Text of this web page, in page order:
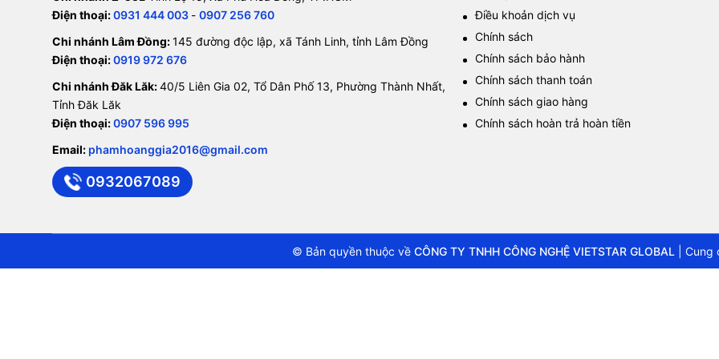
Điện thoại:0931 444 003 - 0907 256 760
Chi nhánh Lâm Đồng:145 đường độc lập, xã Tánh Linh, tỉnh Lâm Đồng
Điện thoại:0919 972 676
Chi nhánh Đăk Lăk:40/5 Liên Gia 02, Tổ Dân Phố 13, Phường Thành Nhất,
Tỉnh Đăk Lăk
Điện thoại:0907 596 995
Email: phamhoanggia2016@gmail.com
0932067089
Điều khoản dịch vụ
Chính sách
Chính sách bảo hành
Chính sách thanh toán
Chính sách giao hàng
Chính sách hoàn trả hoàn tiền
© Bản quyền thuộc về CÔNG TY TNHH CÔNG NGHỆ VIETSTAR GLOBAL Cung